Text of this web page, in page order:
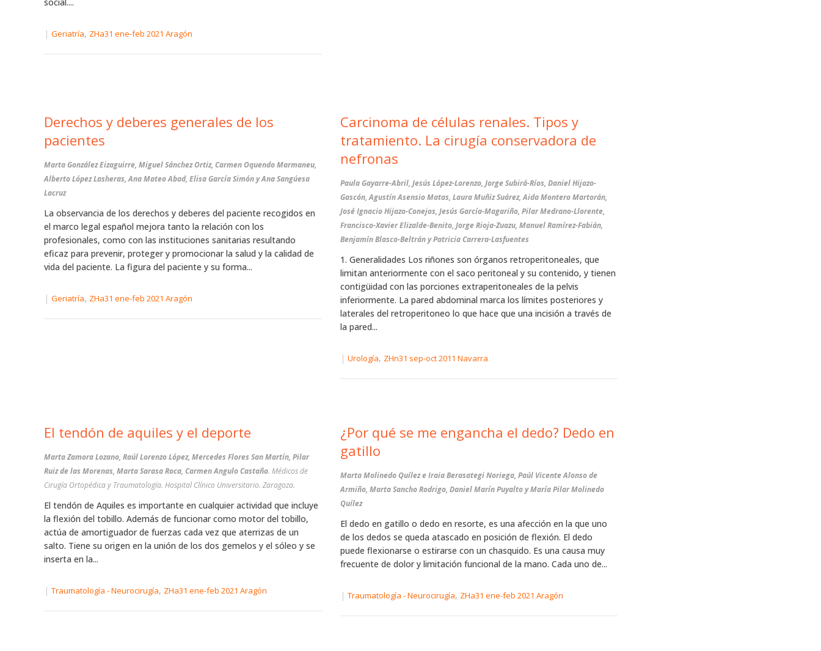
| Geriatría, ZHa31 ene-feb 2021 Aragón
Derechos y deberes generales de los
pacientes
Marta González Eizaguirre, Miguel Sánchez Ortiz, Carmen Oquendo Marmaneu,
Alberto López Lasheras, Ana Mateo Abad, Elisa García Simón y Ana Sangúesa
Lacruz
La observancia de los derechos y deberes del paciente recogidos en
el marco legal español mejora tanto la relación con los
profesionales, como con las instituciones sanitarias resultando
eficaz para prevenir, proteger y promocionar la salud y la calidad de
vida del paciente. La figura del paciente y su forma...
| Geriatría, ZHa31 ene-feb 2021 Aragón
El tendón de aquiles y el deporte
Marta Zamora Lozano, Raúl Lorenzo López, Mercedes Flores San Martín, Pilar
Ruiz de las Morenas, Marta Sarasa Roca, Carmen Angulo Castaño. Médicos de
Cirugía Ortopédica y Traumatología. Hospital Clínico Universitario. Zaragoza.
El tendón de Aquiles es importante en cualquier actividad que incluye
la flexión del tobillo. Además de funcionar como motor del tobillo,
actúa de amortiguador de fuerzas cada vez que aterrizas de un
salto. Tiene su origen en la unión de los dos gemelos y el sóleo y se
inserta en la...
| Traumatología - Neurocirugía, ZHa31 ene-feb 2021 Aragón
Carcinoma de células renales. Tipos y
tratamiento. La cirugía conservadora de
nefronas
Paula Gayarre-Abril, Jesús López-Lorenzo, Jorge Subirá-Ríos, Daniel Hijazo-
Gascón, Agustín Asensio Matas, Laura Muñiz Suárez, Aida Montero Martorán,
José Ignacio Hijazo-Conejos, Jesús García-Magariño, Pilar Medrano-Llorente,
Francisco-Xavier Elizalde-Benito, Jorge Rioja-Zuazu, Manuel Ramírez-Fabián,
Benjamín Blasco-Beltrán y Patricia Carrera-Lasfuentes
1. Generalidades Los riñones son órganos retroperitoneales, que
limitan anteriormente con el saco peritoneal y su contenido, y tienen
contigüidad con las porciones extraperitoneales de la pelvis
inferiormente. La pared abdominal marca los límites posteriores y
laterales del retroperitoneo lo que hace que una incisión a través de
la pared...
| Urología, ZHn31 sep-oct 2011 Navarra
¿Por qué se me engancha el dedo? Dedo en
gatillo
Marta Molinedo Quílez e Iraia Berasategi Noriega, Paúl Vicente Alonso de
Armiño, Marta Sancho Rodrigo, Daniel Marín Puyalto y María Pilar Molinedo
Quílez
El dedo en gatillo o dedo en resorte, es una afección en la que uno
de los dedos se queda atascado en posición de flexión. El dedo
puede flexionarse o estirarse con un chasquido. Es una causa muy
frecuente de dolor y limitación funcional de la mano. Cada uno de...
| Traumatología - Neurocirugía, ZHa31 ene-feb 2021 Aragón